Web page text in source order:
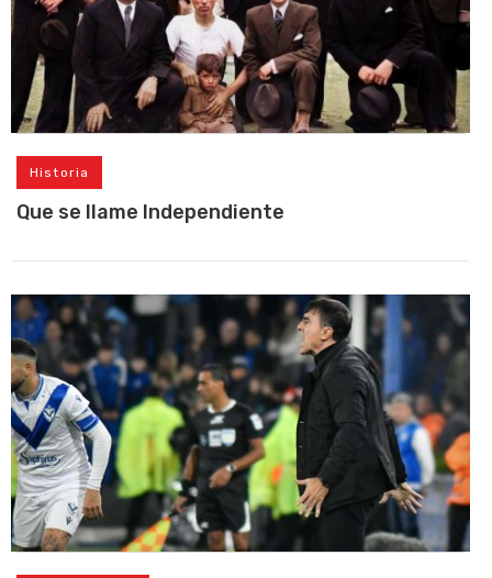
Historia
Que se llame Independiente